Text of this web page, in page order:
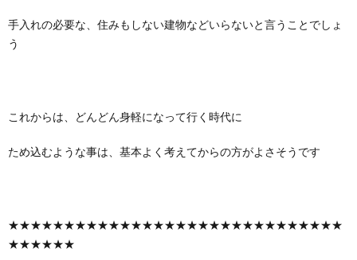
手入れの必要な、住みもしない建物などいらないと言うことでしょ
う
これからは、どんどん身軽になって行く時代に
ため込むような事は、基本よく考えてからの方がよさそうです
★★★★★★★★★★★★★★★★★★★★★★★★★★★★★★
★★★★★★